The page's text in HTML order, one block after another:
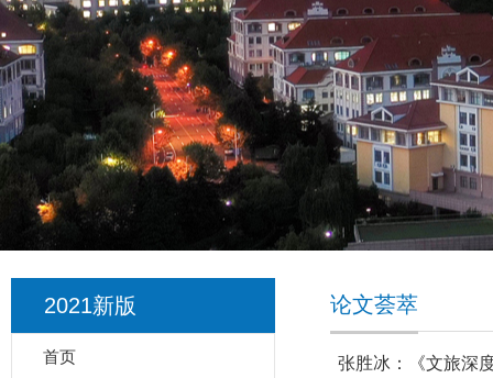
2021新版
首页
论文荟萃
张胜冰：《文旅深